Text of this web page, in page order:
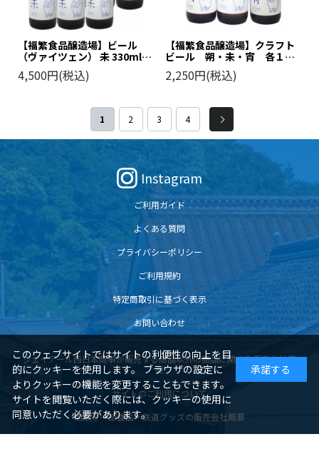
【福繁食品醸造場】ビール
（ヴァイツェン） 未 330ml６
本セット
4,500円(税込)
【福繁食品醸造場】クラフト
ビール 朔・未・宵 各１本
３本セット 330ml
2,250円(税込)
1 2 3 4
Instagram
ご利用ガイド
よくある質問
プライバシーポリシー
ご利用規約
特定商取引に基づく表示
お問い合わせ
ジェイアール西日本商事が販売する商品以外の商品に関する販売会社概
要
サイトのご利用について
酒類と一部食品・鉄道グッズの販売会社概要
このウェブサイトではサイトの利便性の向上を目
的にクッキーを使用します。 ブラウザの設定に
よりクッキーの機能を変更することもできます。
サイトを閲覧いただく際には、クッキーの使用に
同意いただく必要があります。
承諾する